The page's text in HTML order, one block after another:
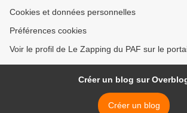
Cookies et données personnelles
Préférences cookies
Voir le profil de Le Zapping du PAF sur le
Créer un blog sur
Créer un blog